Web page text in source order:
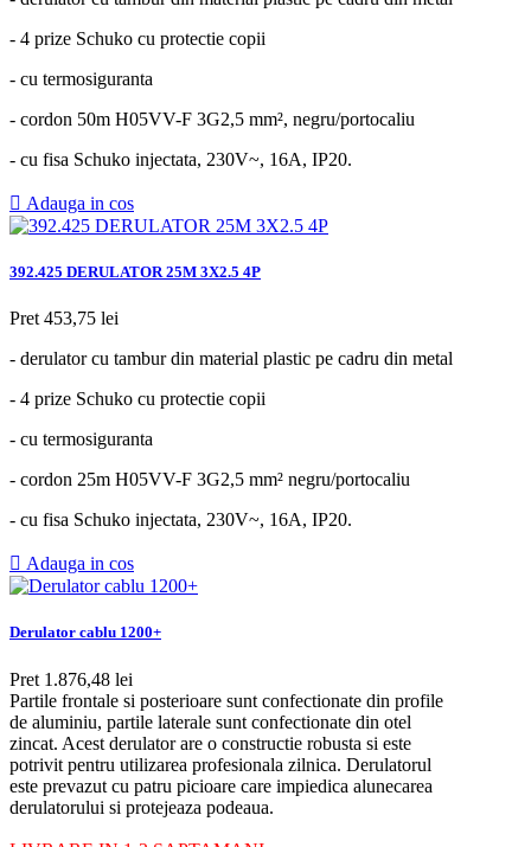
- 4 prize Schuko cu protectie copii
- cu termosiguranta
- cordon 50m H05VV-F 3G2,5 mm², negru/portocaliu
- cu fisa Schuko injectata, 230V~, 16A, IP20.
 Adauga in cos
392.425 DERULATOR 25M 3X2.5 4P
Pret 453,75 lei
- derulator cu tambur din material plastic pe cadru din metal
- 4 prize Schuko cu protectie copii
- cu termosiguranta
- cordon 25m H05VV-F 3G2,5 mm² negru/portocaliu
- cu fisa Schuko injectata, 230V~, 16A, IP20.
 Adauga in cos
Derulator cablu 1200+
Pret 1.876,48 lei
Partile frontale si posterioare sunt confectionate din profile
de aluminiu, partile laterale sunt confectionate din otel
zincat. Acest derulator are o constructie robusta si este
potrivit pentru utilizarea profesionala zilnica. Derulatorul
este prevazut cu patru picioare care impiedica alunecarea
derulatorului si protejeaza podeaua.